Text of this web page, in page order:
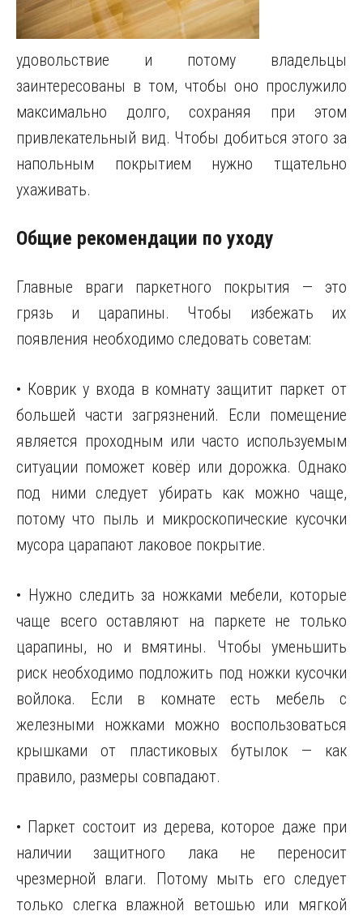
удовольствие и потому владельцы
заинтересованы в том, чтобы оно прослужило
максимально долго, сохраняя при этом
привлекательный вид. Чтобы добиться этого за
напольным покрытием нужно тщательно
ухаживать.
Общие рекомендации по уходу
Главные враги паркетного покрытия — это
грязь и царапины. Чтобы избежать их
появления необходимо следовать советам:
• Коврик у входа в комнату защитит паркет от
большей части загрязнений. Если помещение
является проходным или часто используемым
ситуации поможет ковёр или дорожка. Однако
под ними следует убирать как можно чаще,
потому что пыль и микроскопические кусочки
мусора царапают лаковое покрытие.
• Нужно следить за ножками мебели, которые
чаще всего оставляют на паркете не только
царапины, но и вмятины. Чтобы уменьшить
риск необходимо подложить под ножки кусочки
войлока. Если в комнате есть мебель с
железными ножками можно воспользоваться
крышками от пластиковых бутылок — как
правило, размеры совпадают.
• Паркет состоит из дерева, которое даже при
наличии защитного лака не переносит
чрезмерной влаги. Потому мыть его следует
только слегка влажной ветошью или мягкой